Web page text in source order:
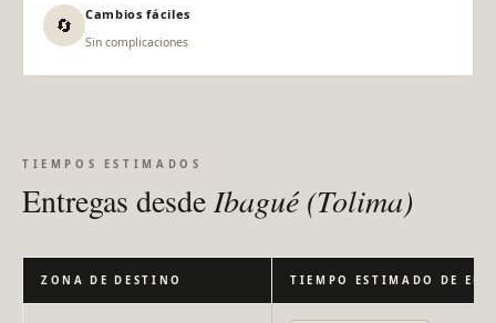
🔄 Cambios fáciles
Sin complicaciones
TIEMPOS ESTIMADOS
Entregas desdeIbagué (Tolima)
ZONA DE DESTINO TIEMPO ESTIMADO DE